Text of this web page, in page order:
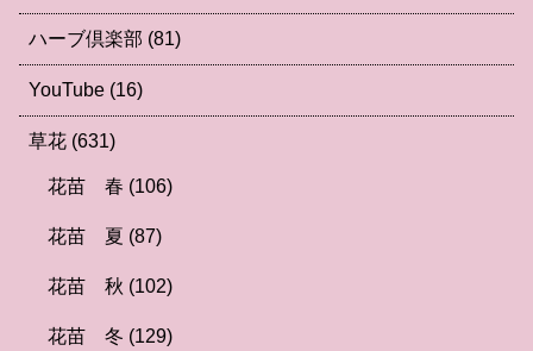
ハーブ倶楽部 (81)
YouTube (16)
草花 (631)
花苗 春 (106)
花苗 夏 (87)
花苗 秋 (102)
花苗 冬 (129)